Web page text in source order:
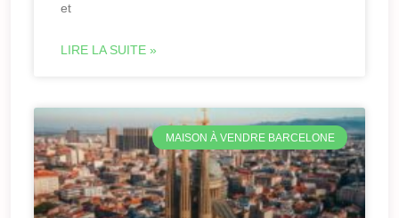
et
LIRE LA SUITE »
MAISON À VENDRE BARCELONE